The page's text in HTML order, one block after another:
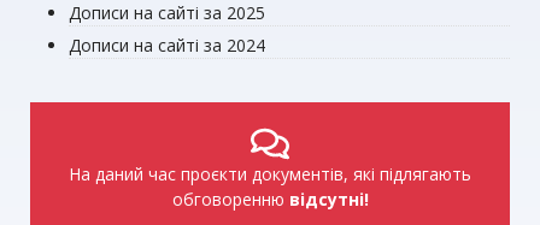
Дописи на сайті за 2025
Дописи на сайті за 2024
На даний час проєкти документів, які підлягають
обговоренню відсутні!